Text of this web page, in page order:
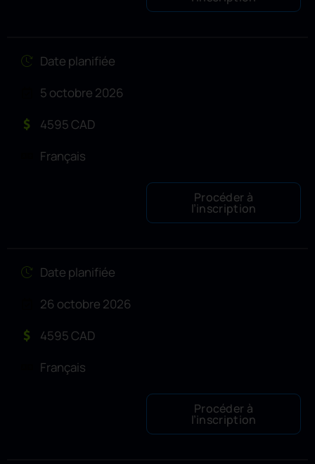
Date planifiée
5 octobre 2026
4595 CAD
Français
Procéder à
l’inscription
Date planifiée
26 octobre 2026
4595 CAD
Français
Procéder à
l’inscription